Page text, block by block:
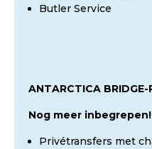
Butler Service
ANTARCTICA BRIDGE-
Nog meer inbegrepen!
Privétransfers met